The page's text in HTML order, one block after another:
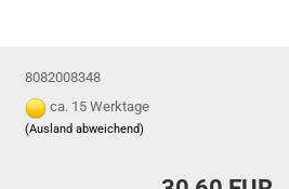
8082008348
ca. 15 Werktage
(Ausland abweichend)